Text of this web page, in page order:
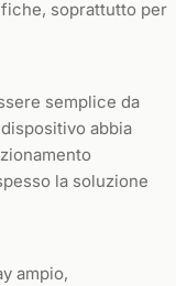
soprattutto per
semplice da
abbia
la soluzione
ampio,